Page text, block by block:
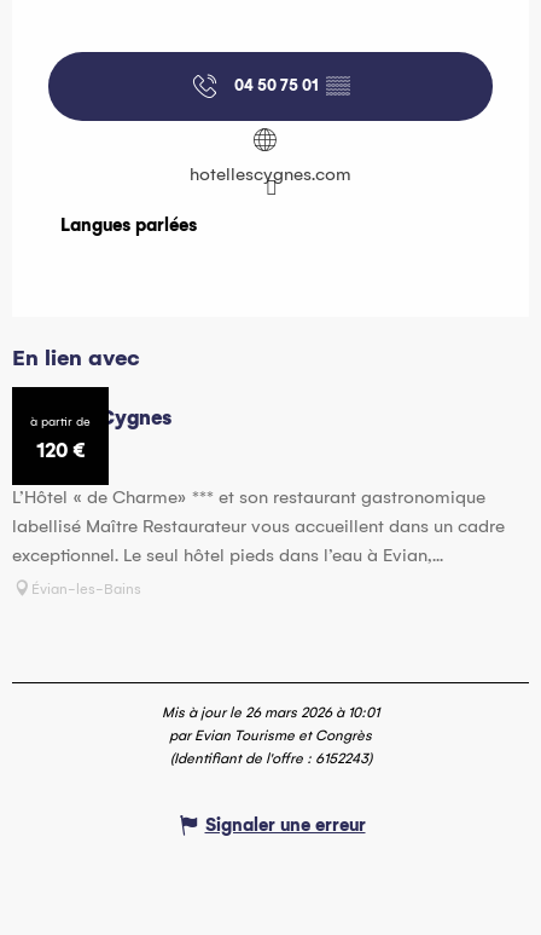
04 50 75 01 ▒▒
hotellescygnes.com
Langues parlées
Langues parlées
En lien avec
à partir de
120 €
Hôtel les Cygnes
L’Hôtel « de Charme» *** et son restaurant gastronomique
labellisé Maître Restaurateur vous accueillent dans un cadre
exceptionnel. Le seul hôtel pieds dans l’eau à Evian,...
Évian-les-Bains
Mis à jour le 26 mars 2026 à 10:01
par Evian Tourisme et Congrès
(Identifiant de l'offre : 6152243)
Signaler une erreur